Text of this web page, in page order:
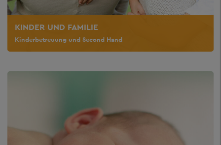
KINDER UND FAMILIE
Kinderbetreuung und Second Hand